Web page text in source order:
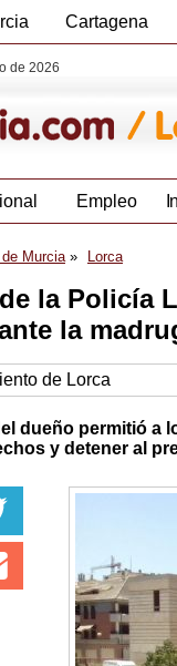
Cartagena
de 2026
Empleo
de Murcia Lorca
la Policía
la
de Lorca
dueño permitió a
y detener al